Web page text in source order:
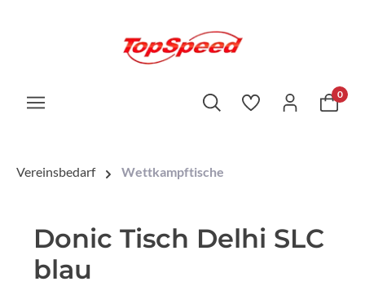
0
Vereinsbedarf Wettkampftische
Donic Tisch Delhi SLC
blau